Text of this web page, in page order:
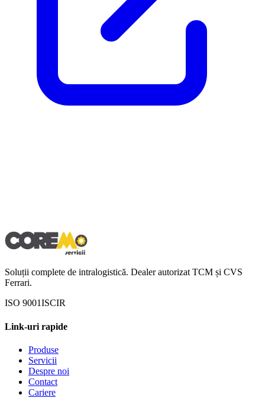
Soluții complete de intralogistică. Dealer autorizat TCM și CVS
Ferrari.
ISO 9001ISCIR
Link-uri rapide
Produse
Servicii
Despre noi
Contact
Cariere